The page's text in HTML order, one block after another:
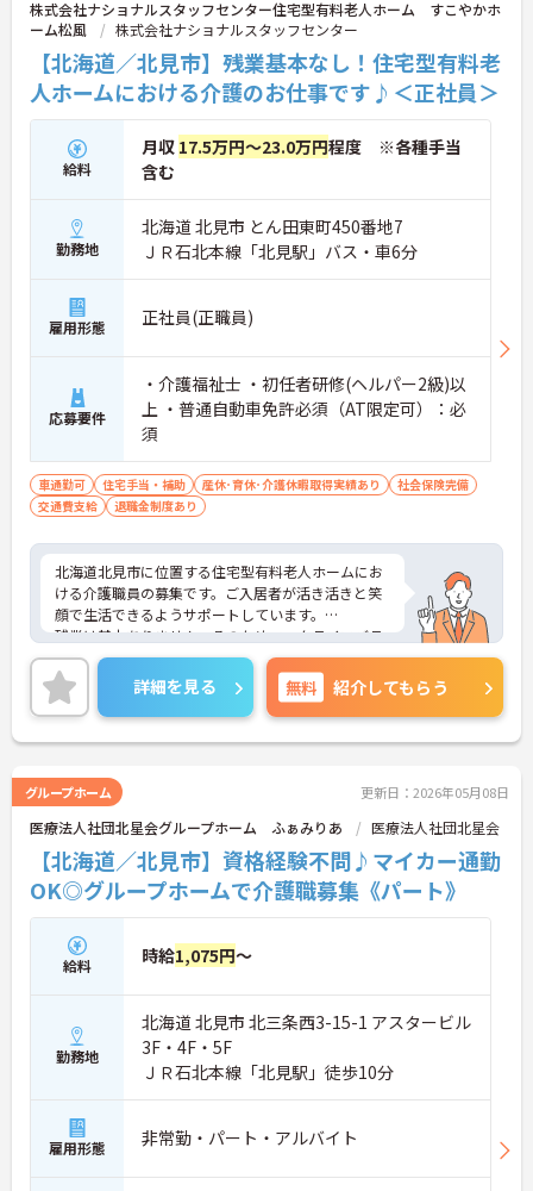
株式会社ナショナルスタッフセンター住宅型有料老人ホーム すこやかホ
ーム松風
株式会社ナショナルスタッフセンター
【北海道／北見市】残業基本なし！住宅型有料老
人ホームにおける介護のお仕事です♪＜正社員＞
給料
月収 17.5万円～23.0万円程度 ※各種手当
含む
勤務地
北海道 北見市 とん田東町450番地7
ＪＲ石北本線「北見駅」バス・車6分
雇用形態 正社員(正職員)
応募要件
・介護福祉士 ・初任者研修(ヘルパー2級)以
上 ・普通自動車免許必須（AT限定可）：必
須
車通勤可 住宅手当・補助 産休･育休･介護休暇取得実績あり
社会保険完備
交通費支給
退職金制度あり
北海道北見市に位置する住宅型有料老人ホームにお
ける介護職員の募集です。ご入居者が活き活きと笑
顔で生活できるようサポートしています。
残業は基本ありません。そのためワークライフバラ
ンスを保ちながらご勤務いただけます。
ご興味のある方には、面接対策ポイントなど、さら
に詳細をお話しいたしますのでお気軽にご相談くだ
さい！
詳細を見る 無料 紹介してもらう
グループホーム 更新日：2026年05月08日
医療法人社団北星会グループホーム ふぁみりあ 医療法人社団北星会
【北海道／北見市】資格経験不問♪マイカー通勤
OK◎グループホームで介護職募集《パート》
給料 時給1,075円～
勤務地
北海道 北見市 北三条西3-15-1 アスタービル
3F・4F・5F
ＪＲ石北本線「北見駅」徒歩10分
雇用形態 非常勤・パート・アルバイト